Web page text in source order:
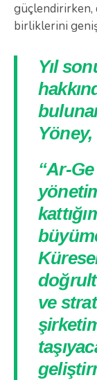
güçlendirirken,
birliklerini
Yıl
Yöney,
“Ar-
ve